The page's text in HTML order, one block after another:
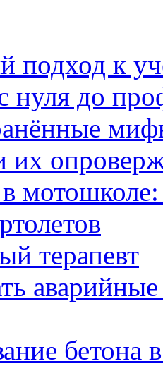
подход к
нуля до
их
терапевт
бетона